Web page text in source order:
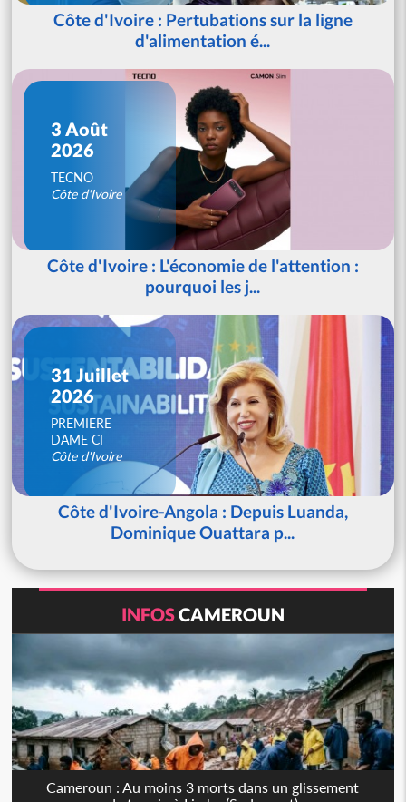
Côte d'Ivoire : Pertubations sur la ligne
d'alimentation é...
3 Août
2026
TECNO
Côte d'Ivoire
Côte d'Ivoire : L'économie de l'attention :
pourquoi les j...
31 Juillet
2026
PREMIERE
DAME CI
Côte d'Ivoire
Côte d'Ivoire-Angola : Depuis Luanda,
Dominique Ouattara p...
INFOSCAMEROUN
Cameroun : Au moins 3 morts dans un glissement